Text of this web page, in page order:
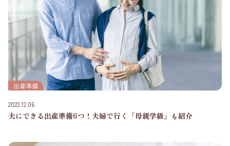
出産準備
2022.12.06
夫にできる出産準備6つ！夫婦で行く「母親学級」も紹介